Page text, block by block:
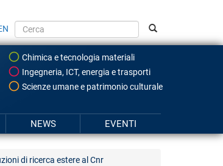
Chimica e tecnologia materiali
Ingegneria, ICT, energia e trasporti
Scienze umane e patrimonio culturale
NEWS EVENTI
di ricerca estere al Cnr